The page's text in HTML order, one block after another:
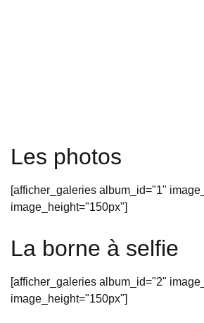
Les photos
[afficher_galeries album_id="1"
image_height="150px"]
La borne à selfie
[afficher_galeries album_id="2"
image_height="150px"]